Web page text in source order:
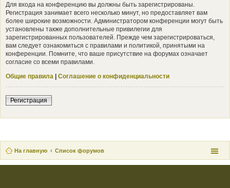
Для входа на конференцию вы должны быть зарегистрированы.
Регистрация занимает всего несколько минут, но предоставляет вам
более широкие возможности. Администратором конференции могут быть
установлены также дополнительные привилегии для
зарегистрированных пользователей. Прежде чем зарегистрироваться,
вам следует ознакомиться с правилами и политикой, принятыми на
конференции. Помните, что ваше присутствие на форумах означает
согласие со всеми правилами.
Общие правила | Соглашение о конфиденциальности
Регистрация
На главную Список форумов